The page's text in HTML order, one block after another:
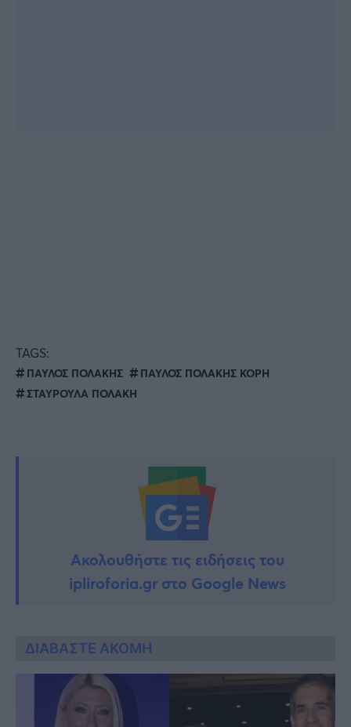
TAGS:
ΠΑΥΛΟΣ ΠΟΛΑΚΗΣ
ΠΑΥΛΟΣ ΠΟΛΑΚΗΣ ΚΟΡΗ
ΣΤΑΥΡΟΥΛΑ ΠΟΛΑΚΗ
Ακολουθήστε τις ειδήσεις του
ipliroforia.gr στο Google News
ΔΙΑΒΑΣΤΕ ΑΚΟΜΗ